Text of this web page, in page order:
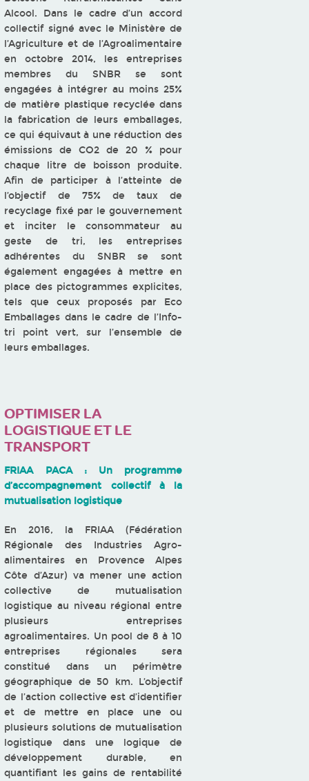
Alcool. Dans le cadre d’un accord
collectif signé avec le Ministère de
l’Agriculture et de l’Agroalimentaire
en octobre 2014, les entreprises
membres du SNBR se sont
engagées à intégrer au moins 25%
de matière plastique recyclée dans
la fabrication de leurs emballages,
ce qui équivaut à une réduction des
émissions de CO2 de 20 % pour
chaque litre de boisson produite.
Afin de participer à l’atteinte de
l’objectif de 75% de taux de
recyclage fixé par le gouvernement
et inciter le consommateur au
geste de tri, les entreprises
adhérentes du SNBR se sont
également engagées à mettre en
place des pictogrammes explicites,
tels que ceux proposés par Eco
Emballages dans le cadre de l’Info-
tri point vert, sur l’ensemble de
leurs emballages.
OPTIMISER LA
LOGISTIQUE ET LE
TRANSPORT
FRIAA PACA : Un programme
d’accompagnement collectif à la
mutualisation logistique
En 2016, la FRIAA (Fédération
Régionale des Industries Agro-
alimentaires en Provence Alpes
Côte d’Azur) va mener une action
collective de mutualisation
logistique au niveau régional entre
plusieurs entreprises
agroalimentaires. Un pool de 8 à 10
entreprises régionales sera
constitué dans un périmètre
géographique de 50 km. L’objectif
de l’action collective est d’identifier
et de mettre en place une ou
plusieurs solutions de mutualisation
logistique dans une logique de
développement durable, en
quantifiant les gains de rentabilité